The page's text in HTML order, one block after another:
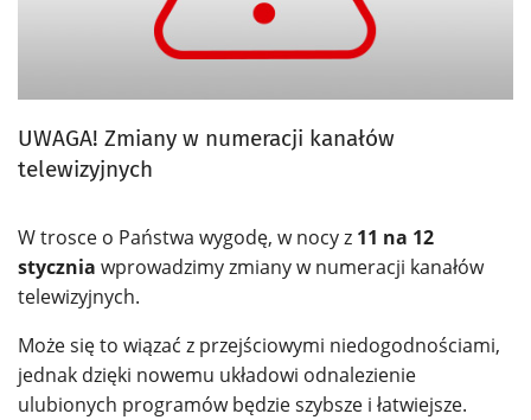
UWAGA! Zmiany w numeracji kanałów
telewizyjnych
W trosce o Państwa wygodę, w nocy z 11 na 12
stycznia wprowadzimy zmiany w numeracji kanałów
telewizyjnych.
Może się to wiązać z przejściowymi niedogodnościami,
jednak dzięki nowemu układowi odnalezienie
ulubionych programów będzie szybsze i łatwiejsze.
Kamery miejskie
Test prędkości łącza
Pliki do pobrania
Bezpieczeństwo w sieci
Jak płacić za usługi
Zgłoś problem